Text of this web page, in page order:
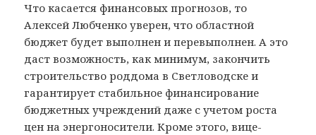
Что касается финансовых прогнозов, то
Алексей Любченко уверен, что областной
бюджет будет выполнен и перевыполнен. А это
даст возможность, как минимум, закончить
строительство роддома в Светловодске и
гарантирует стабильное финансирование
бюджетных учреждений даже с учетом роста
цен на энергоносители. Кроме этого, вице-